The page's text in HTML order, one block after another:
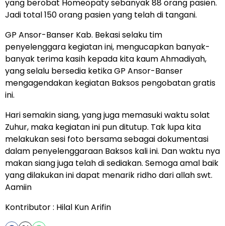
yang berobat Homeopaty sebanyak 88 orang pasien.
Jadi total 150 orang pasien yang telah di tangani.
GP Ansor-Banser Kab. Bekasi selaku tim
penyelenggara kegiatan ini, mengucapkan banyak-
banyak terima kasih kepada kita kaum Ahmadiyah,
yang selalu bersedia ketika GP Ansor-Banser
mengagendakan kegiatan Baksos pengobatan gratis
ini.
Hari semakin siang, yang juga memasuki waktu solat
Zuhur, maka kegiatan ini pun ditutup. Tak lupa kita
melakukan sesi foto bersama sebagai dokumentasi
dalam penyelenggaraan Baksos kali ini. Dan waktu nya
makan siang juga telah di sediakan. Semoga amal baik
yang dilakukan ini dapat menarik ridho dari allah swt.
Aamiin
Kontributor : Hilal Kun Arifin